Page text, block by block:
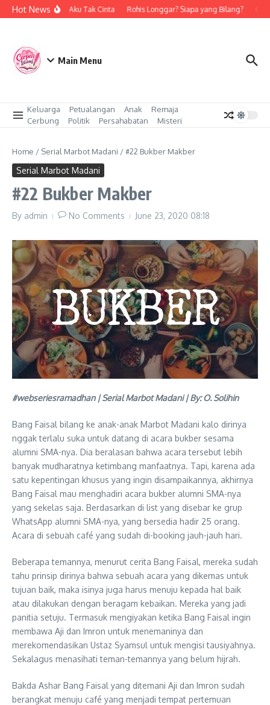
Skip to content
Hot NewsBukan Aku Tak Cinta Rohis Longgar? Siapa yang Bilang?
Main Menu
Keluarga Petualangan Anak
Remaja
Cerbung
Politik Persahabatan Misteri
Home / Serial Marbot Madani /#22 Bukber Makber
Serial Marbot Madani
#22 Bukber Makber
By admin No Comments June 23, 2020 08:18
#webseriesramadhan | Serial Marbot Madani | By: O. Solihin
Bang Faisal bilang ke anak-anak Marbot Madani kalo dirinya
nggak terlalu suka untuk datang di acara bukber sesama
alumni SMA-nya. Dia beralasan bahwa acara tersebut lebih
banyak mudharatnya ketimbang manfaatnya. Tapi, karena ada
satu kepentingan khusus yang ingin disampaikannya, akhirnya
Bang Faisal mau menghadiri acara bukber alumni SMA-nya
yang sekelas saja. Berdasarkan di list yang disebar ke grup
WhatsApp alumni SMA-nya, yang bersedia hadir 25 orang.
Acara di sebuah café yang sudah di-booking jauh-jauh hari.
Beberapa temannya, menurut cerita Bang Faisal, mereka sudah
tahu prinsip dirinya bahwa sebuah acara yang dikemas untuk
tujuan baik, maka isinya juga harus menuju kepada hal baik
atau dilakukan dengan beragam kebaikan. Mereka yang jadi
panitia setuju. Termasuk mengiyakan ketika Bang Faisal ingin
membawa Aji dan Imron untuk menemaninya dan
merekomendasikan Ustaz Syamsul untuk mengisi tausiyahnya.
Sekalagus menasihati teman-temannya yang belum hijrah.
Bakda Ashar Bang Faisal yang ditemani Aji dan Imron sudah
berangkat menuju café yang menjadi tempat pertemuan